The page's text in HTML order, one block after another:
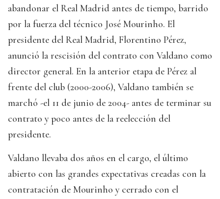
abandonar el Real Madrid antes de tiempo, barrido
por la fuerza del técnico José Mourinho. El
presidente del Real Madrid, Florentino Pérez,
anunció la rescisión del contrato con Valdano como
director general. En la anterior etapa de Pérez al
frente del club (2000-2006), Valdano también se
marchó -el 11 de junio de 2004- antes de terminar su
contrato y poco antes de la reelección del
presidente.
Valdano llevaba dos años en el cargo, el último
abierto con las grandes expectativas creadas con la
contratación de Mourinho y cerrado con el